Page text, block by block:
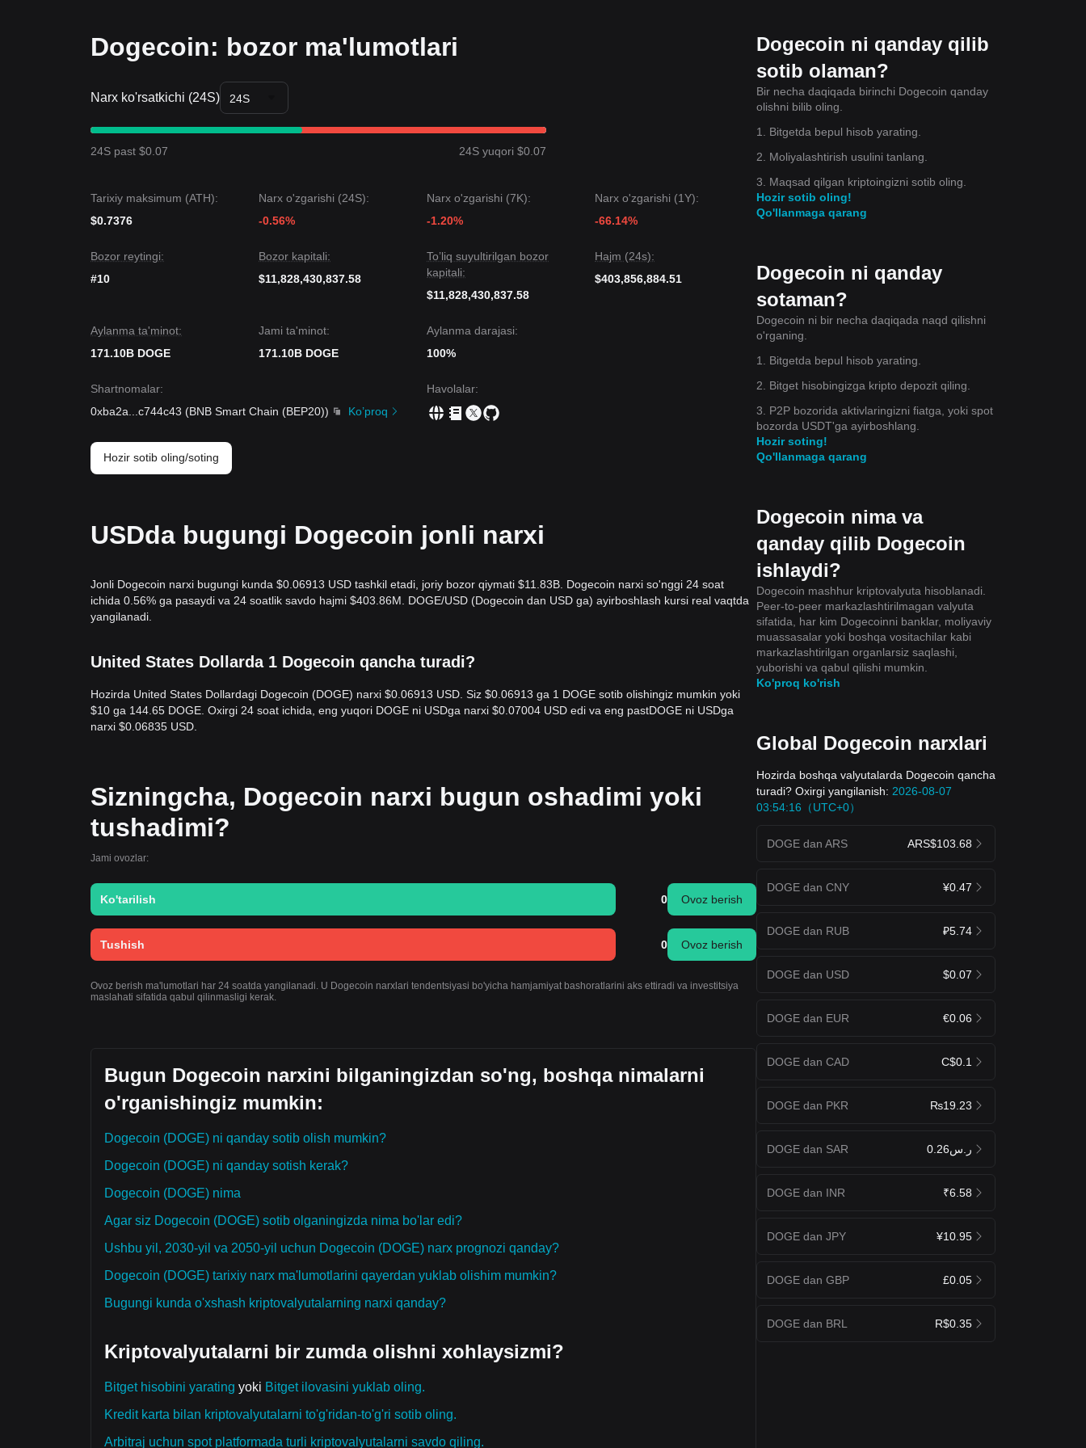
Trendlar konspekti
Qisqa muddatli nuqtayi nazardan, Dogecoin so‘nggi 7 kun ichida
bozor kayfiyati odatdaoptimistik
Bozor prognozi
Agar Dogecoin
Agar Dogecoin
$0.3100 bo‘lishi mumkin.
mumkin bo‘lsa-da, narx
$0.3500asosiy tayanchdan yuqorida qolsa, o‘rta muddatli trend bo‘lib qolishi kutiladi.
Dogecoin: bozor ma'lumotlari
Narx ko'rsatkichi (24S) 24S
24S past $0.07 24S yuqori $0.07
Tarixiy maksimum (ATH):
$0.7376
Narx o'zgarishi (24S):
-0.56%
Narx o'zgarishi (7K):
-1.20%
Narx o'zgarishi (1Y):
-66.14%
Bozor reytingi:
#10
Bozor kapitali:
$11,828,430,837.58
To’liq suyultirilgan bozor
kapitali:
$11,828,430,837.58
Hajm (24s):
$403,856,884.51
Aylanma ta'minot:
171.10B DOGE
Jami ta'minot:
171.10B DOGE
Aylanma darajasi:
100%
Shartnomalar:
0xba2a
c744c43 (BNB Smart Chain (BEP20)) Ko’proq
Havolalar:
Hozir sotib oling/soting
USDda bugungi Dogecoin jonli narxi
Jonli Dogecoin narxi bugungi kunda $0.06913 USD tashkil etadi, joriy bozor qiymati $11.83B. Dogecoin narxi so'nggi 24 soat
ichida 0.56% ga pasaydi va 24 soatlik savdo hajmi $403.86M. DOGE/USD (Dogecoin dan USD ga) ayirboshlash kursi real vaqtda
yangilanadi.
United States Dollarda 1 Dogecoin qancha turadi?
Hozirda United States Dollardagi Dogecoin (DOGE) narxi $0.06913 USD. Siz $0.06913 ga 1 DOGE sotib olishingiz mumkin yoki
$10 ga 144.65 DOGE. Oxirgi 24 soat ichida, eng yuqori DOGE ni USDga narxi $0.07004 USD edi va eng pastDOGE ni USDga
narxi $0.06835 USD.
Sizningcha, Dogecoin narxi bugun oshadimi yoki
tushadimi?
Jami ovozlar:
Ko'tarilish 0 Ovoz berish
Tushish 0 Ovoz berish
Ovoz berish ma'lumotlari har 24 soatda yangilanadi. U Dogecoin narxlari tendentsiyasi bo'yicha hamjamiyat bashoratlarini aks ettiradi va investitsiya
maslahati sifatida qabul qilinmasligi kerak.
Bugun Dogecoin narxini bilganingizdan so'ng, boshqa nimalarni
o'rganishingiz mumkin:
Dogecoin (DOGE) ni qanday sotib olish mumkin?
Dogecoin (DOGE) ni qanday sotish kerak?
Dogecoin (DOGE) nima
Agar siz Dogecoin (DOGE) sotib olganingizda nima bo'lar edi?
Ushbu yil, 2030-yil va 2050-yil uchun Dogecoin (DOGE) narx prognozi qanday?
Dogecoin (DOGE) tarixiy narx ma'lumotlarini qayerdan yuklab olishim mumkin?
Bugungi kunda o'xshash kriptovalyutalarning narxi qanday?
Kriptovalyutalarni bir zumda olishni xohlaysizmi?
Bitget hisobini yarating yoki Bitget ilovasini yuklab oling.
Kredit karta bilan kriptovalyutalarni to'g'ridan-to'g'ri sotib oling.
Arbitraj uchun spot platformada turli kriptovalyutalarni savdo qiling.
Dogecoin ni qanday qilib
sotib olaman?
Bir necha daqiqada birinchi Dogecoin qanday
olishni bilib oling.
1. Bitgetda bepul hisob yarating.
2. Moliyalashtirish usulini tanlang.
3. Maqsad qilgan kriptoingizni sotib oling.
Hozir sotib oling!
Qo'llanmaga qarang
Dogecoin ni qanday
sotaman?
Dogecoin ni bir necha daqiqada naqd qilishni
o'rganing.
1. Bitgetda bepul hisob yarating.
2. Bitget hisobingizga kripto depozit qiling.
3. P2P bozorida aktivlaringizni fiatga, yoki spot
bozorda USDT'ga ayirboshlang.
Hozir soting!
Qo'llanmaga qarang
Dogecoin nima va
qanday qilib Dogecoin
ishlaydi?
Dogecoin mashhur kriptovalyuta hisoblanadi.
Peer-to-peer markazlashtirilmagan valyuta
sifatida, har kim Dogecoinni banklar, moliyaviy
muassasalar yoki boshqa vositachilar kabi
markazlashtirilgan organlarsiz saqlashi,
yuborishi va qabul qilishi mumkin.
Ko'proq ko'rish
Global Dogecoin narxlari
Hozirda boshqa valyutalarda Dogecoin qancha
turadi? Oxirgi yangilanish: 2026-08-07
03:54:16（UTC+0）
DOGE dan ARS ARS$103.68
DOGE dan CNY ¥0.47
DOGE dan RUB ₽5.74
DOGE dan USD $0.07
DOGE dan EUR €0.06
DOGE dan CAD C$0.1
DOGE dan PKR ₨19.23
DOGE dan SAR ر.س0.26
DOGE dan INR ₹6.58
DOGE dan JPY ¥10.95
DOGE dan GBP £0.05
DOGE dan BRL R$0.35